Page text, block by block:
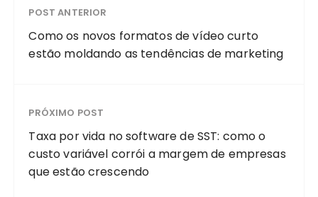
POST ANTERIOR
Como os novos formatos de vídeo curto
estão moldando as tendências de marketing
PRÓXIMO POST
Taxa por vida no software de SST: como o
custo variável corrói a margem de empresas
que estão crescendo